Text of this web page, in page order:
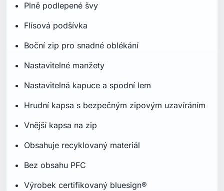
Plně podlepené švy
Flísová podšívka
Boční zip pro snadné oblékání
Nastavitelné manžety
Nastavitelná kapuce a spodní lem
Hrudní kapsa s bezpečným zipovým uzavíráním
Vnější kapsa na zip
Obsahuje recyklovaný materiál
Bez obsahu PFC
Výrobek certifikovaný bluesign®